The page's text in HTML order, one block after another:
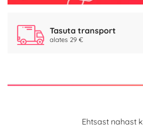
Tasuta transport
alates 29 €
Ehtsast nahast